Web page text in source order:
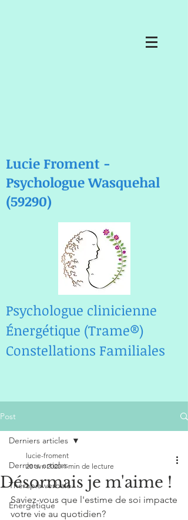
Lucie Froment -
Psychologue Wasquehal
(59290)
Psychologue clinicienne
Énergétique (Trame®)
Constellations Familiales
Post
Derniers articles
Thérapie verbale
Énergétique
Derniers articles
Désormais je m'aime !
lucie-froment
20 avr. 2020 1 min de lecture
Saviez-vous que l'estime de soi impacte
votre vie au quotidien?